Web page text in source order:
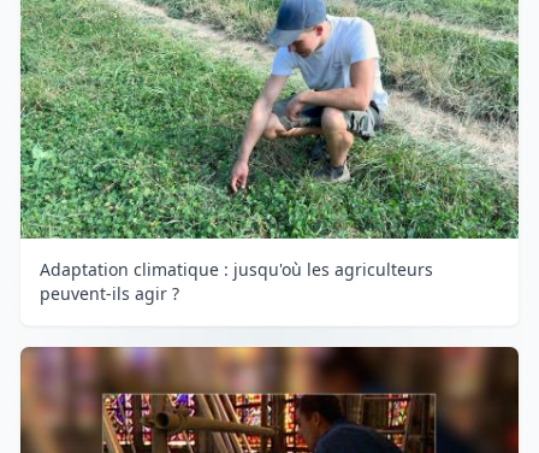
Adaptation climatique : jusqu'où les agriculteurs
peuvent-ils agir ?